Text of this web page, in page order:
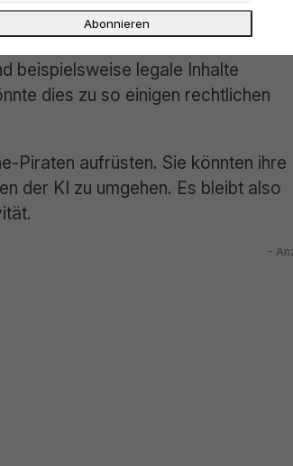
Herausforderungen zu meistern.
der KI. Denn wenn die
beispielsweise legale Inhalte
dies zu so einigen rechtlichen
Piraten aufrüsten. Sie könnten ihre
der KI zu umgehen. Es bleibt also